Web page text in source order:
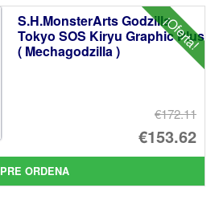
¡Oferta!
S.H.MonsterArts Godzilla
Tokyo SOS Kiryu Graphic Plus
( Mechagodzilla )
€172.11
El
€153.62
El
PRE ORDENA